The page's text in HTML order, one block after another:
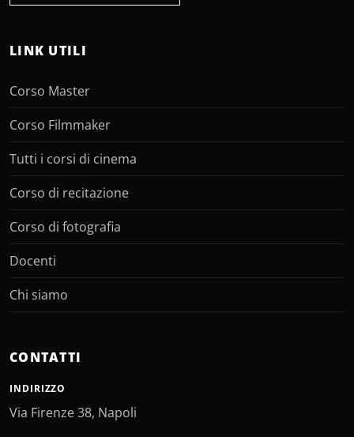
LINK UTILI
Corso Master
Corso Filmmaker
Tutti i corsi di cinema
Corso di recitazione
Corso di fotografia
Docenti
Chi siamo
CONTATTI
INDIRIZZO
Via Firenze 38, Napoli